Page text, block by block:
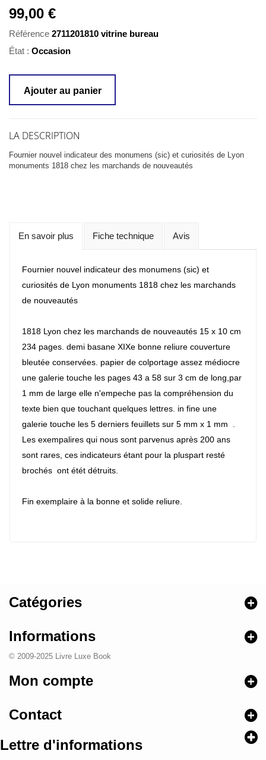
99,00 €
Référence 2711201810 vitrine bureau
État : Occasion
Ajouter au panier
LA DESCRIPTION
Fournier nouvel indicateur des monumens (sic) et curiosités de Lyon
monuments 1818 chez les marchands de nouveautés
En savoir plus Fiche technique Avis
Fournier nouvel indicateur des monumens (sic) et
curiosités de Lyon monuments 1818 chez les marchands
de nouveautés
1818 Lyon chez les marchands de nouveautés 15 x 10 cm
234 pages. demi basane XIXe bonne reliure couverture
bleutée conservées. papier de colportage assez médiocre
une galerie touche les pages 43 a 58 sur 3 cm de long,par
1 mm de large elle n'empeche pas la compréhension du
texte bien que touchant quelques lettres. in fine une
galerie touche les 5 derniers feuillets sur 5 mm x 1 mm .
Les exempalires qui nous sont parvenus après 200 ans
sont rares, ces indicateurs étant pour la pluspart resté
brochés ont étét détruits.
Fin exemplaire à la bonne et solide reliure.
Catégories
Informations
© 2009-2025 Livre Luxe Book
Mon compte
Contact
Lettre d'informations